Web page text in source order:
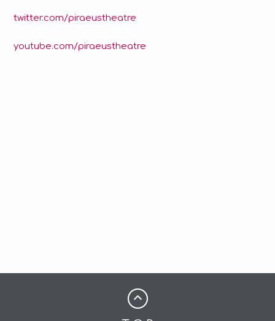
twitter.com/piraeustheatre
youtube.com/piraeustheatre